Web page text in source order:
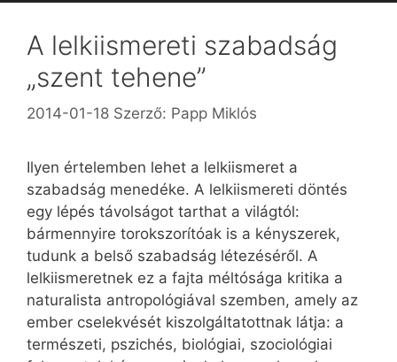
A lelkiismereti szabadság
„szent tehene”
2014-01-18 Szerző: Papp Miklós
Ilyen értelemben lehet a lelkiismeret a
szabadság menedéke. A lelkiismereti döntés
egy lépés távolságot tarthat a világtól:
bármennyire torokszorítóak is a kényszerek,
tudunk a belső szabadság létezéséről. A
lelkiismeretnek ez a fajta méltósága kritika a
naturalista antropológiával szemben, amely az
ember cselekvését kiszolgáltatottnak látja: a
természeti, pszichés, biológiai, szociológiai